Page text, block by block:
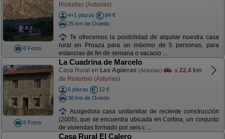
8 Fotos
Rioturbio (Asturias)
4+1 plazas
84 €
25 km de Oviedo
Te ofrecemos la posibilidad de alquilar nuestra casa
rural en Proaza para un máximo de 5 personas, para
estancias de fin de semana o vacacio ...
8 Fotos
La Cuadrina de Marcelo
Casa Rural en Las Agüeras (Asturias) a 22,4 km
de Rioturbio (Asturias)
5 plazas
12 €
30 km de Oviedo
Acogedora casa unifamiliar de reciente construcción
(2005), que se encuentra ubicada en Cortina, un conjunto
de viviendas formado por seis c ...
Casa Rural El Calero